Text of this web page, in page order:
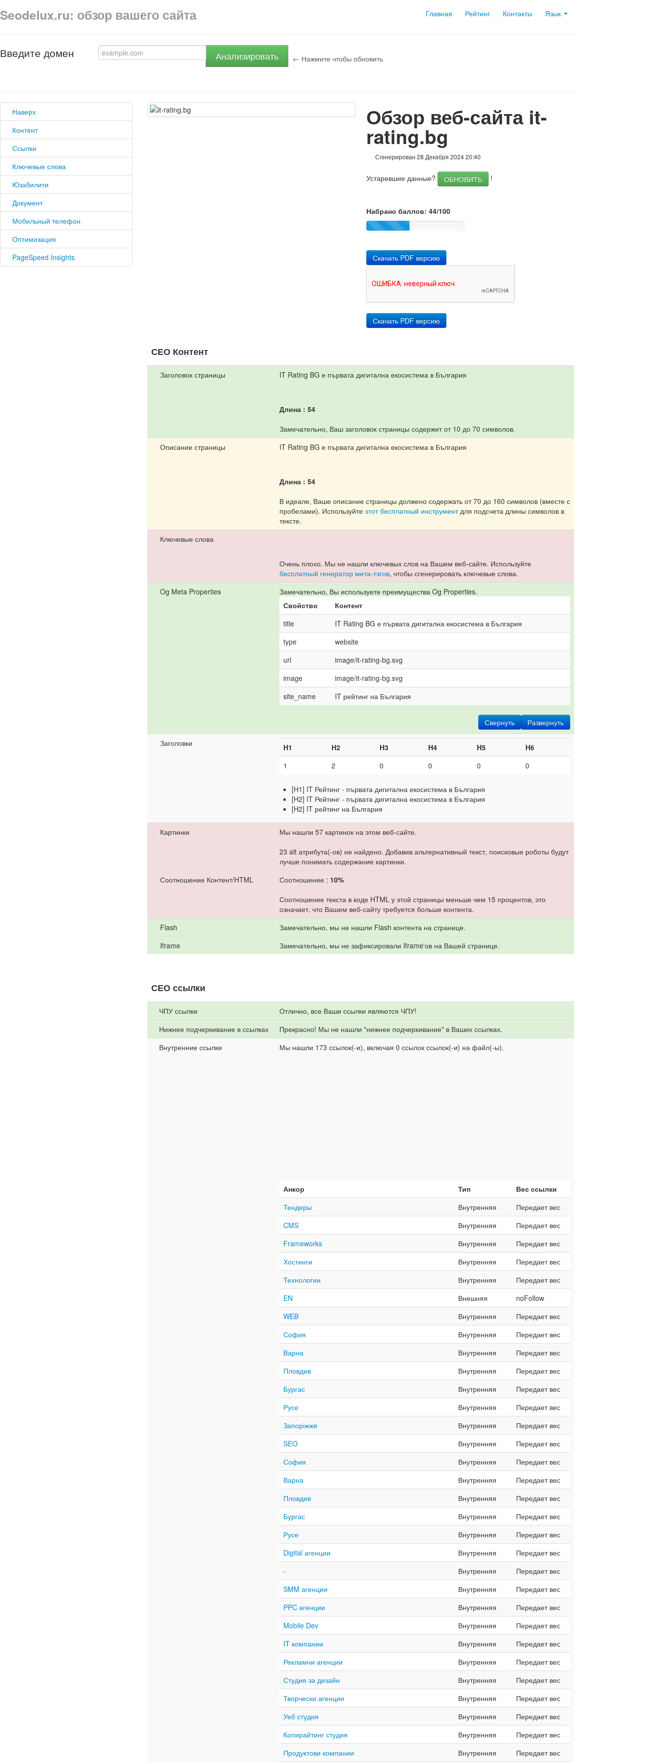
Главная Рейтинг Контакты Язык
Seodelux.ru: обзор вашего сайта
Введите домен Анализировать ← Нажмите чтобы обновить
Наверх
Контент
Ссылки
Ключевые слова
Юзабилити
Документ
Мобильный телефон
Оптимизация
PageSpeed Insights
Обзор веб-сайта it-
rating.bg
Сгенерирован 28 Декабря 2024 20:40
Устаревшие данные? ОБНОВИТЬ !
Набрано баллов: 44/100
Скачать PDF версию
СЕО Контент
Заголовок страницы IT Rating BG е първата дигитална екосистема в България
Длина : 54
Замечательно, Ваш заголовок страницы содержит от 10 до 70 символов.
Описание страницы
IT Rating BG е първата дигитална екосистема в България
Длина : 54
В идеале, Ваше описание страницы должено содержать от 70 до 160 символов (вместе с
пробелами). Используйте этот бесплатный инструментдля подсчета длины символов в
тексте.
Ключевые слова
Очень плохо. Мы не нашли ключевых слов на Вашем веб-сайте. Используйте
бесплатный генератор мета-тэгов, чтобы сгенерировать ключевые слова.
Og Meta Properties
Замечательно, Вы используете преимущества Og Properties.
Свойство
Контент
title
IT Rating BG е първата дигитална екосистема в България
type
website
url
image/it-rating-bg.svg
image
image/it-rating-bg.svg
site_name
IT рейтинг на България
Развернуть
Свернуть
Заголовки H1 H2 H3 H4 H5
H6
1
2 0 0 0 0
[H1] IT Рейтинг - първата дигитална екосистема в България
[H2] IT Рейтинг - първата дигитална екосистема в България
[H2] IT рейтинг на България
Картинки
Мы нашли 57 картинок на этом веб-сайте.
23 alt атрибута(-ов) не найдено. Добавив альтернативный текст, поисковые роботы будут
лучше понимать содержание картинки.
Соотношение Контент/HTML
Соотношение : 10%
Соотношение текста в коде HTML у этой страницы меньше чем 15 процентов, это
означает, что Вашем веб-сайту требуется больше контента.
Flash
Замечательно, мы не нашли Flash контента на странице.
Iframe
Замечательно, мы не зафиксировали Iframe'ов на Вашей странице.
СЕО ссылки
ЧПУ ссылки
Отлично, все Ваши ссылки являются ЧПУ!
Нижнее подчеркивание в ссылках
Прекрасно! Мы не нашли "нижнее подчеркивание" в Ваших ссылках.
Внутренние ссылки
Мы нашли 173 ссылок(-и), включая 0 ссылок ссылок(-и) на файл(-ы).
Анкор Тип
Вес ссылки
Тендеры
Внутренняя
Передает вес
CMS
Внутренняя
Передает вес
Frameworks
Внутренняя
Передает вес
Хостинги
Внутренняя
Передает вес
Технологии
Внутренняя
Передает вес
EN
Внешняя
noFollow
WEB
Внутренняя
Передает вес
София
Внутренняя
Передает вес
Варна
Внутренняя
Передает вес
Пловдив
Внутренняя
Передает вес
Бургас
Внутренняя
Передает вес
Русе
Внутренняя
Передает вес
Запоріжжя
Внутренняя
Передает вес
SEO
Внутренняя
Передает вес
София
Внутренняя
Передает вес
Варна
Внутренняя
Передает вес
Пловдив
Внутренняя
Передает вес
Бургас
Внутренняя
Передает вес
Русе
Внутренняя
Передает вес
Digital агенции
Внутренняя
Передает вес
-
Внутренняя
Передает вес
SMM агенции
Внутренняя
Передает вес
PPC агенции
Внутренняя
Передает вес
Mobile Dev
Внутренняя
Передает вес
IT компании
Внутренняя
Передает вес
Рекламни агенции
Внутренняя
Передает вес
Студия за дизайн
Внутренняя
Передает вес
Творчески агенции
Внутренняя
Передает вес
Уеб студия
Внутренняя
Передает вес
Копирайтинг студия
Внутренняя
Передает вес
Продуктови компании
Внутренняя Передает вес